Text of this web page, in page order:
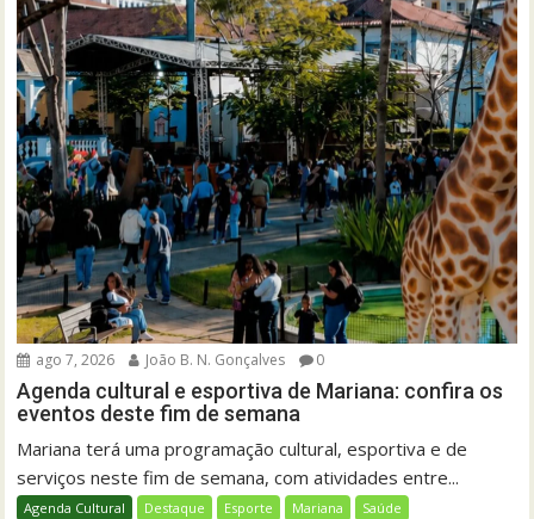
ago 7, 2026 João B. N. Gonçalves 0
Agenda cultural e esportiva de Mariana: confira os
eventos deste fim de semana
Mariana terá uma programação cultural, esportiva e de
serviços neste fim de semana, com atividades entre...
Agenda Cultural Destaque Esporte Mariana Saúde